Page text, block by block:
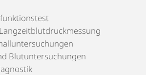
Blutuntersuchungen